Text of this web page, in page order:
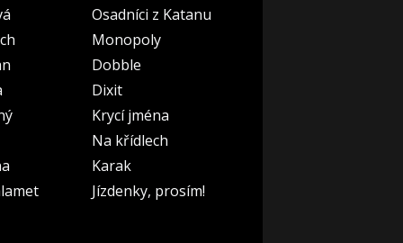
Osadníci z Katanu
Monopoly
Dobble
Dixit
Krycí jména
Na křídlech
Karak
Jízdenky, prosím!